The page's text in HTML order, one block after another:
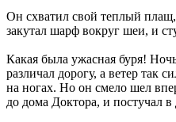
Он схватил свой теплый
закутал шарф вокруг шеи, и
Какая была ужасная буря!
различал дорогу, а ветер так
на ногах. Но он смело шел
до дома Доктора, и постучал в